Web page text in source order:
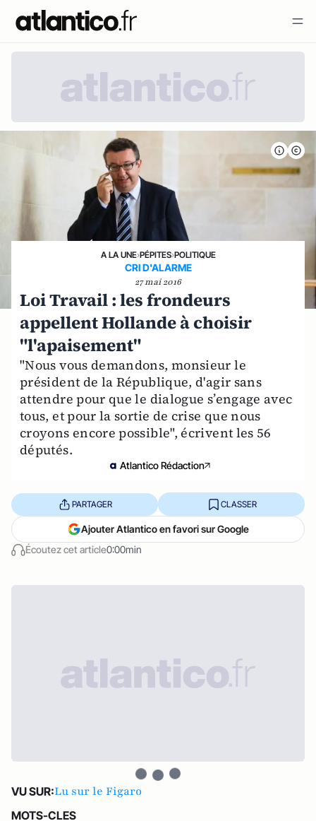
A LA UNE›PÉPITES›POLITIQUE
CRI D'ALARME
27 mai 2016
Loi Travail : les frondeurs
appellent Hollande à choisir
"l'apaisement"
"Nous vous demandons, monsieur le
président de la République, d'agir sans
attendre pour que le dialogue s’engage avec
tous, et pour la sortie de crise que nous
croyons encore possible", écrivent les 56
députés.
Atlantico Rédaction
Écoutez cet article0:00min
PARTAGER CLASSER
Ajouter Atlantico en favori sur Google
VU SUR:Lu sur le Figaro
MOTS-CLES